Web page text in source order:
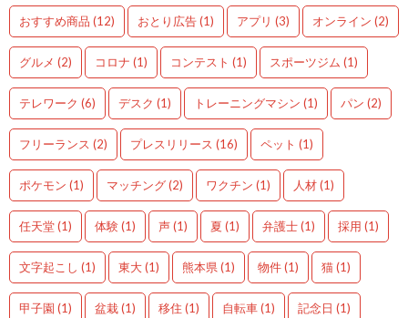
おすすめ商品 (12) おとり広告(1) アプリ (3) オンライン (2)
グルメ (2) コロナ (1) コンテスト (1) スポーツジム (1)
テレワーク (6) デスク (1) トレーニングマシン (1) パン (2)
フリーランス (2) プレスリリース (16) ペット (1)
ポケモン (1) マッチング(2) ワクチン (1) 人材(1)
任天堂(1) 体験(1) 声(1) 夏 (1) 弁護士(1) 採用 (1)
文字起こし (1) 東大(1) 熊本県 (1) 物件(1) 猫(1)
甲子園 (1) 盆栽(1) 移住 (1) 自転車(1) 記念日 (1)